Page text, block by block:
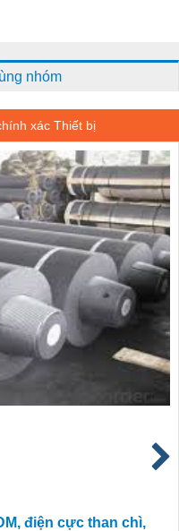
nhóm
xác Thiết bị
điện cực than chì,